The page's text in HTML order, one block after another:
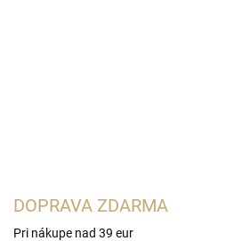
DOPRAVA ZDARMA
Pri nákupe nad 39 eur